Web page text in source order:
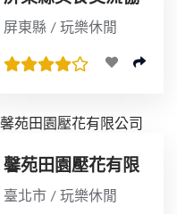
會
屏東縣 / 玩樂休閒
馨苑田園壓花有限
公司
臺北市 / 玩樂休閒